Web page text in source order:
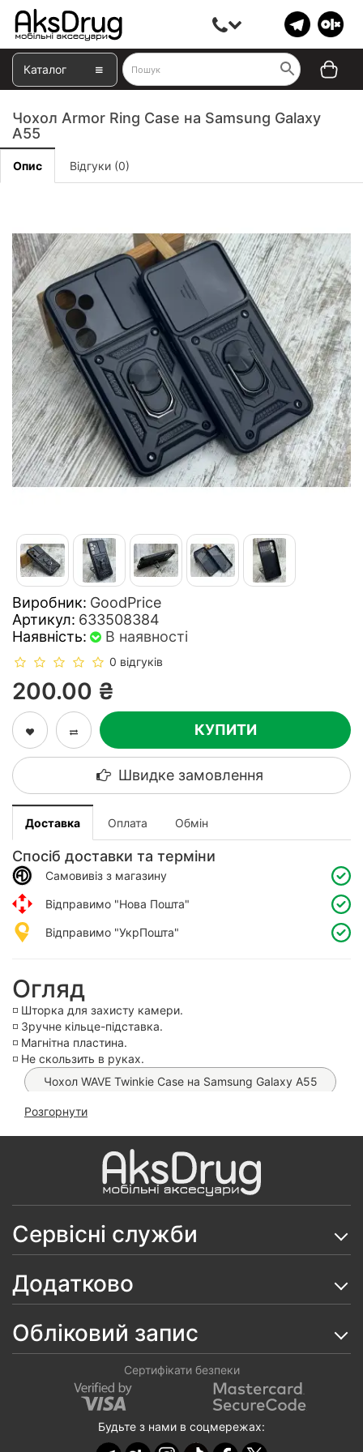
Каталог
Чохол Armor Ring Case на Samsung Galaxy
A55
Опис Відгуки (0)
Виробник: GoodPrice
Артикул: 633508384
Наявність:
В наявності
0 відгуків
200.00 ₴
КУПИТИ
Швидке замовлення
Доставка Оплата Обмін
Спосіб доставки та терміни
Самовивіз з магазину
Відправимо "Нова Пошта"
Відправимо "УкрПошта"
Огляд
◽️ Шторка для захисту камери.
◽️ Зручне кільце-підставка.
◽️ Магнітна пластина.
◽️ Не скользить в руках.
Чохол WAVE Twinkie Case на Samsung Galaxy A55
Чохол Hard Armor Magnetic на Samsung A55
Скло 6D ESD Crown на Samsung Galaxy A55
Чохол Anti-Broken TPU на Samsung Galaxy A55
Чохол Leather Book на Samsung Galaxy A55
Чохол Matt Case на Samsung Galaxy A55
Чохол Silicone Case на Samsung Galaxy A55
(софттач покриття)
Чохол Protective Camera Ring на Samsung Galaxy
A55
Розгорнути
Сервісні служби
Додатково
Обліковий запис
Сертифікати безпеки
Будьте з нами в соцмережах: